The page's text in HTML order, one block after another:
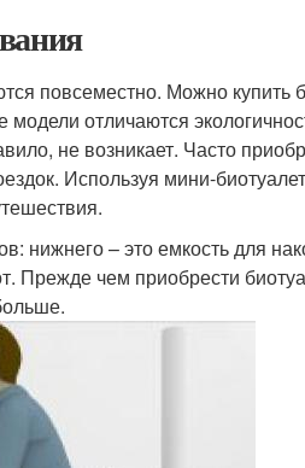
повсеместно. Можно купить
отличаются
не возникает. Часто
Используя мини-
нижнего – это емкость для
Прежде чем приобрести